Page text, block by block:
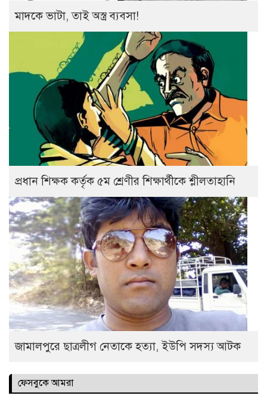
মাদকে ভাটা, তাই অস্ত্র ব্যবসা!
প্রধান শিক্ষক কর্তৃক ৫ম শ্রেণীর শিক্ষার্থীকে শ্লীলতাহানি
জামালপুরে ছাত্রলীগ নেতাকে হত্যা, ইউপি সদস্য আটক
ফেসবুকে আমরা